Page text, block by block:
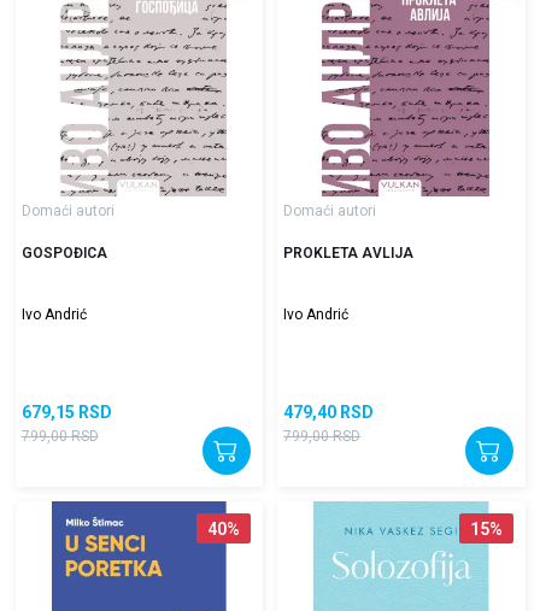
Domaći autori
GOSPOĐICA
Ivo Andrić
679,15 RSD
799,00 RSD
Domaći autori
PROKLETA AVLIJA
Ivo Andrić
479,40 RSD
799,00 RSD
40% 15%